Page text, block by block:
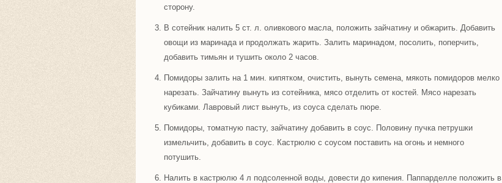
сторону.
В сотейник налить 5 ст. л. оливкового масла, положить зайчатину и обжарить. Добавить
овощи из маринада и продолжать жарить. Залить маринадом, посолить, поперчить,
добавить тимьян и тушить около 2 часов.
Помидоры залить на 1 мин. кипятком, очистить, вынуть семена, мякоть помидоров мелко
нарезать. Зайчатину вынуть из сотейника, мясо отделить от костей. Мясо нарезать
кубиками. Лавровый лист вынуть, из соуса сделать пюре.
Помидоры, томатную пасту, зайчатину добавить в соус. Половину пучка петрушки
измельчить, добавить в соус. Кастрюлю с соусом поставить на огонь и немного
потушить.
Налить в кастрюлю 4 л подсоленной воды, довести до кипения. Паппарделле положить в